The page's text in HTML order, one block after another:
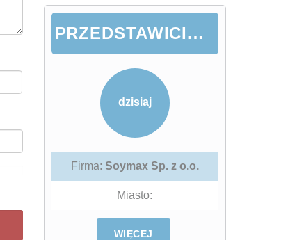
PRZEDSTAWICIELKA / PRZEDSTAWICIEL HANDLOWY DS. ŻYWIENIA ZWIERZĄT
dzisiaj
Firma: Soymax Sp. z o.o.
Miasto:
WIĘCEJ